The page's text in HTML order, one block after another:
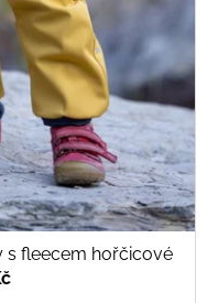
s fleecem hořčicové